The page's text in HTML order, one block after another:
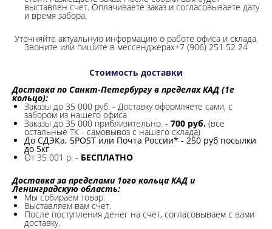
выставлен счет. Оплачиваете заказ и согласовываете дату
и время забора.
Уточняйте актуальную информацию о работе офиса и склада.
Звоните или пишите в мессенджерах+7 (906) 251 52 24
Стоимость доставки
Доставка по Санкт-Петербургу в пределах КАД (1е
кольцо):
Заказы до 35 000 руб. - Доставку оформляете сами, с
забором из нашего офиса
Заказы до 35 000 приблизительно. - 700 руб. (все
остальные ТК - самовывоз с нашего склада)
До СДЭКа, 5POST или Почта России* - 250 руб посылки
до 5кг
От 35 001 р. - БЕСПЛАТНО
Доставка за пределами 1ого кольца КАД и
Ленинградскую область:
Мы собираем товар.
Выставляем вам счет.
После поступления денег на счет, согласовываем с вами
доставку.